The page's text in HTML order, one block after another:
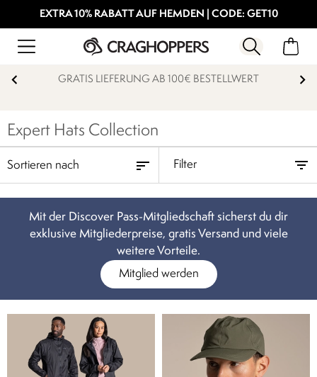
EXTRA 10% RABATT AUF HEMDEN | CODE: GET10
GRATIS LIEFERUNG AB 100€ BESTELLWERT
Expert Hats Collection
Filter
Mit der Discover Pass-Mitgliedschaft sicherst du dir
exklusive Mitgliederpreise, gratis Versand und viele
weitere Vorteile.
Mitglied werden